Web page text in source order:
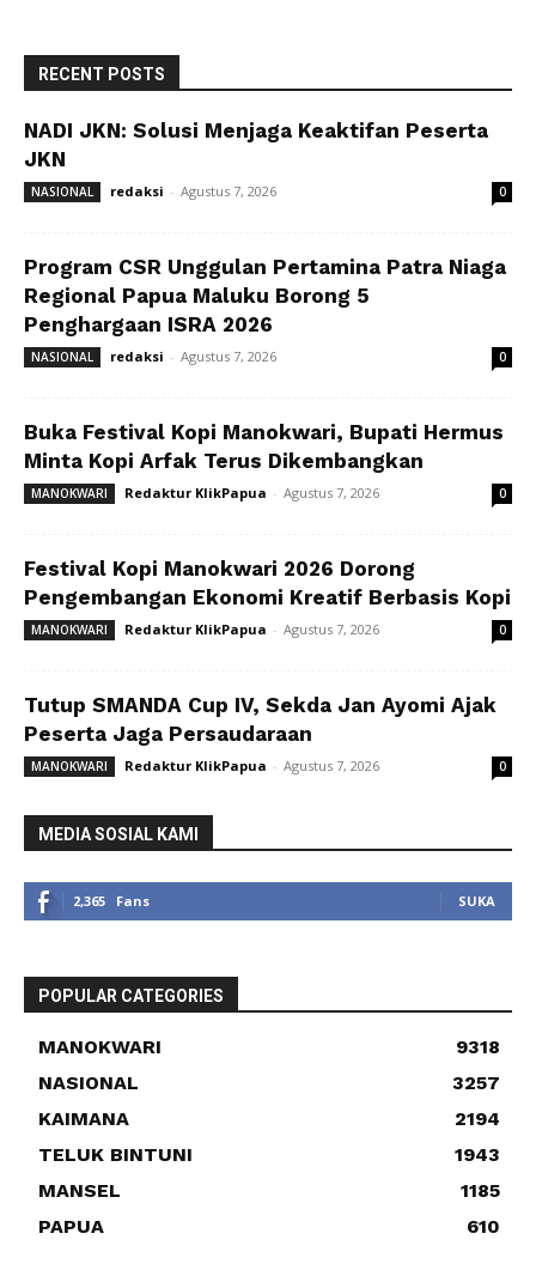
RECENT POSTS
NADI JKN: Solusi Menjaga Keaktifan Peserta
JKN
NASIONAL redaksi - Agustus 7, 2026 0
Program CSR Unggulan Pertamina Patra Niaga
Regional Papua Maluku Borong 5
Penghargaan ISRA 2026
NASIONAL redaksi - Agustus 7, 2026 0
Buka Festival Kopi Manokwari, Bupati Hermus
Minta Kopi Arfak Terus Dikembangkan
MANOKWARI Redaktur KlikPapua - Agustus 7, 2026 0
Festival Kopi Manokwari 2026 Dorong
Pengembangan Ekonomi Kreatif Berbasis Kopi
MANOKWARI Redaktur KlikPapua - Agustus 7, 2026 0
Tutup SMANDA Cup IV, Sekda Jan Ayomi Ajak
Peserta Jaga Persaudaraan
MANOKWARI Redaktur KlikPapua - Agustus 7, 2026 0
MEDIA SOSIAL KAMI
2,365 Fans SUKA
POPULAR CATEGORIES
MANOKWARI
9318
NASIONAL
3257
KAIMANA
2194
TELUK BINTUNI
1943
MANSEL
1185
PAPUA
610